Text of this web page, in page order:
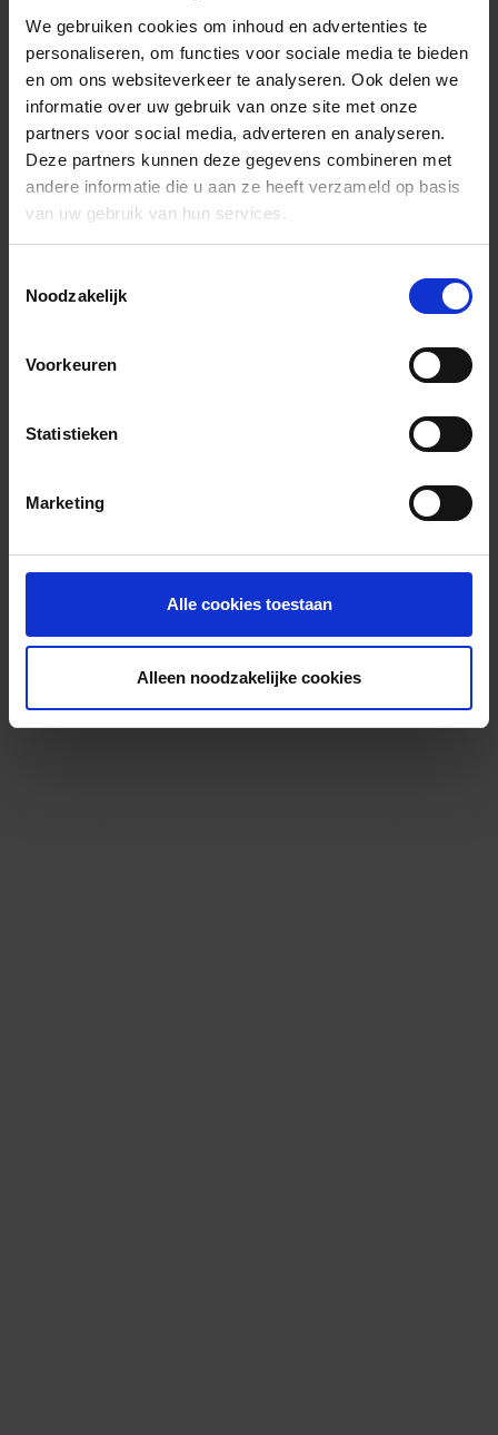
We gebruiken cookies om inhoud en advertenties te
personaliseren, om functies voor sociale media te bieden
en om ons websiteverkeer te analyseren. Ook delen we
informatie over uw gebruik van onze site met onze
partners voor social media, adverteren en analyseren.
Deze partners kunnen deze gegevens combineren met
andere informatie die u aan ze heeft verzameld op basis
van uw gebruik van hun services.
Noodzakelijk
Voorkeuren
Statistieken
Marketing
Alle cookies toestaan
Alleen noodzakelijke cookies